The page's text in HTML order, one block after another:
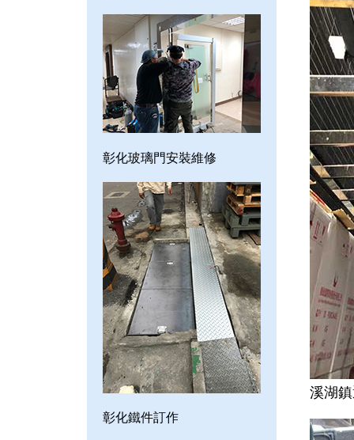
彰化玻璃門安裝維修
彰化鐵件訂作
溪湖